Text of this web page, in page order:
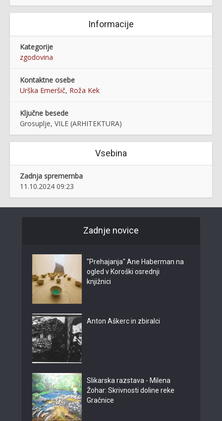
Informacije
Kategorije
zgodovina
Kontaktne osebe
Urška Emeršič, Roža Kek
Ključne besede
Grosuplje, VILE (ARHITEKTURA)
Vsebina
Zadnja sprememba
11.10.2024 09:23
Zadnje novice
"Prehajanja" Ane Haberman na
ogled v Koroški osrednji
knjižnici
Anton Aškerc in zbiralci
Slikarska razstava - Milena
Žohar: Skrivnosti doline reke
Gračnice